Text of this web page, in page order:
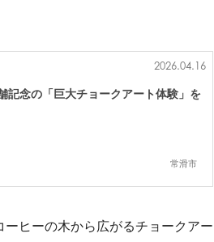
常滑市
2026.04.16
念の「巨大チョークアート体験」を
ヒーの木から広がるチョークアー